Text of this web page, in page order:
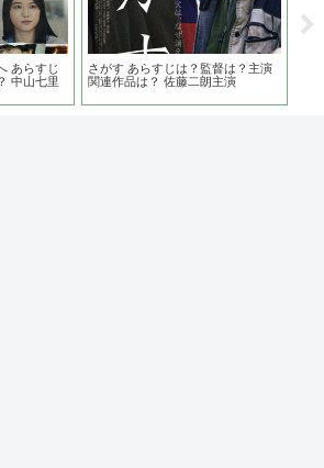
あらすじ
中山七里
さがす あらすじは？監督は？主演
関連作品は？ 佐藤二朗主演